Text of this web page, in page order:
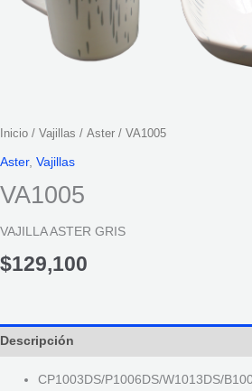
Inicio / Vajillas / Aster / VA1005
Aster, Vajillas
VA1005
VAJILLA ASTER GRIS
$129,100
Descripción
CP1003DS/P1006DS/W1013DS/